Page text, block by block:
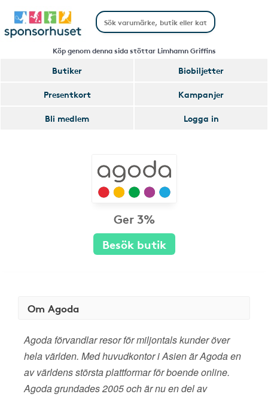
Köp genom denna sida stöttar Limhamn Griffins
Butiker
Biobiljetter
Presentkort
Kampanjer
Bli medlem
Logga in
Ger 3%
Besök butik
Om Agoda
Agoda förvandlar resor för miljontals kunder över
hela världen. Med huvudkontor i Asien är Agoda en
av världens största plattformar för boende online.
Agoda grundades 2005 och är nu en del av